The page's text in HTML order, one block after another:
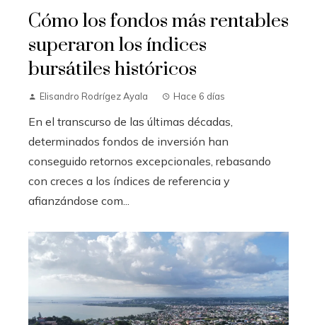
Cómo los fondos más rentables
superaron los índices
bursátiles históricos
Elisandro Rodrígez Ayala Hace 6 días
En el transcurso de las últimas décadas,
determinados fondos de inversión han
conseguido retornos excepcionales, rebasando
con creces a los índices de referencia y
afianzándose com...